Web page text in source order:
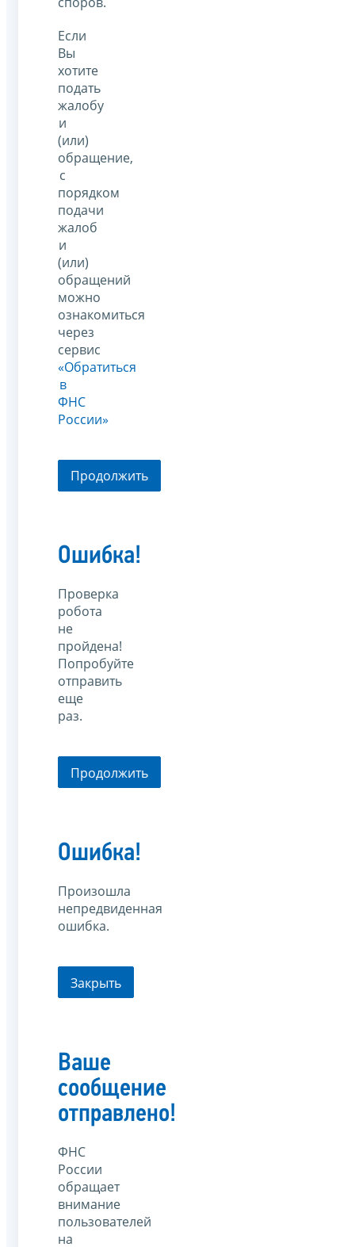
Если
Вы
хотите
подать
жалобу
и
(или)
обращение,
с
порядком
подачи
жалоб
и
(или)
обращений
можно
ознакомиться
через
сервис
«Обратиться
в
ФНС
России»
Продолжить
Ошибка!
Проверка
робота
не
пройдена!
Попробуйте
отправить
еще
раз.
Продолжить
Ошибка!
Произошла
непредвиденная
ошибка.
Закрыть
Ваше
сообщение
отправлено!
ФНС
России
обращает
внимание
пользователей
на